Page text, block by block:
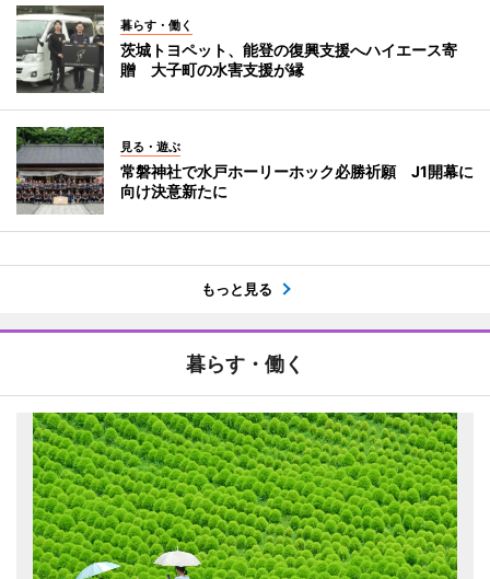
暮らす・働く
茨城トヨペット、能登の復興支援へハイエース寄
贈 大子町の水害支援が縁
見る・遊ぶ
常磐神社で水戸ホーリーホック必勝祈願 J1開幕に
向け決意新たに
もっと見る
暮らす・働く